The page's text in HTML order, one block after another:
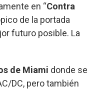
en “Contra
de la portada
futuro posible. La
de Miami donde se
DC, pero también